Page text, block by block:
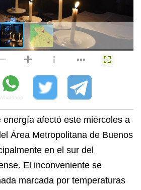
energía afectó este miércoles a
Área Metropolitana de Buenos
en el sur del
El inconveniente se
marcada por temperaturas